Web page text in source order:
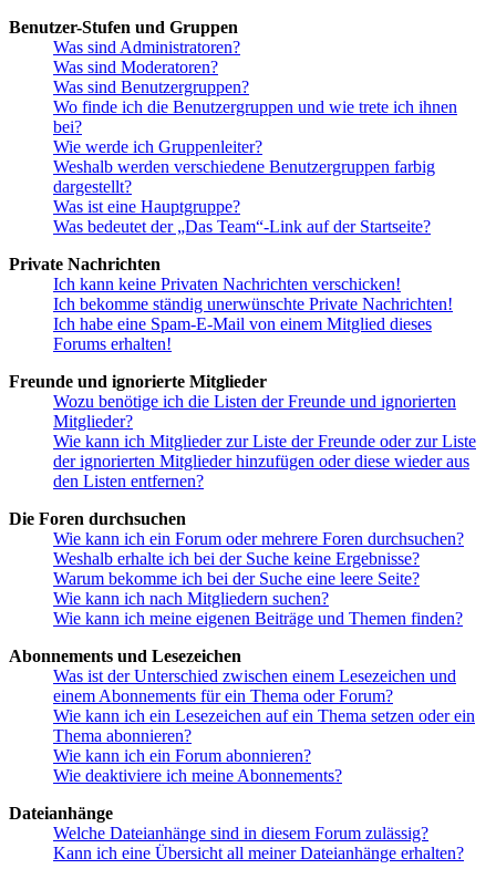
Benutzer-Stufen und Gruppen
Was sind Administratoren?
Was sind Moderatoren?
Was sind Benutzergruppen?
Wo finde ich die Benutzergruppen und wie trete ich ihnen
bei?
Wie werde ich Gruppenleiter?
Weshalb werden verschiedene Benutzergruppen farbig
dargestellt?
Was ist eine Hauptgruppe?
Was bedeutet der „Das Team“-Link auf der Startseite?
Private Nachrichten
Ich kann keine Privaten Nachrichten verschicken!
Ich bekomme ständig unerwünschte Private Nachrichten!
Ich habe eine Spam-E-Mail von einem Mitglied dieses
Forums erhalten!
Freunde und ignorierte Mitglieder
Wozu benötige ich die Listen der Freunde und ignorierten
Mitglieder?
Wie kann ich Mitglieder zur Liste der Freunde oder zur Liste
der ignorierten Mitglieder hinzufügen oder diese wieder aus
den Listen entfernen?
Die Foren durchsuchen
Wie kann ich ein Forum oder mehrere Foren durchsuchen?
Weshalb erhalte ich bei der Suche keine Ergebnisse?
Warum bekomme ich bei der Suche eine leere Seite?
Wie kann ich nach Mitgliedern suchen?
Wie kann ich meine eigenen Beiträge und Themen finden?
Abonnements und Lesezeichen
Was ist der Unterschied zwischen einem Lesezeichen und
einem Abonnements für ein Thema oder Forum?
Wie kann ich ein Lesezeichen auf ein Thema setzen oder ein
Thema abonnieren?
Wie kann ich ein Forum abonnieren?
Wie deaktiviere ich meine Abonnements?
Dateianhänge
Welche Dateianhänge sind in diesem Forum zulässig?
Kann ich eine Übersicht all meiner Dateianhänge erhalten?